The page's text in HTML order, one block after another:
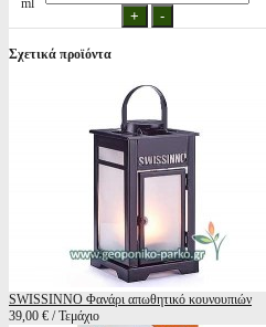
ml
Σχετικά προϊόντα
SWISSINNO Φανάρι απωθητικό κουνουπιών
39,00 € / Τεμάχιο